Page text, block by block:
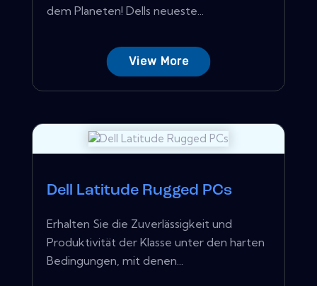
dem Planeten! Dells neueste...
View More
Dell Latitude Rugged PCs
Erhalten Sie die Zuverlässigkeit und
Produktivität der Klasse unter den harten
Bedingungen, mit denen...